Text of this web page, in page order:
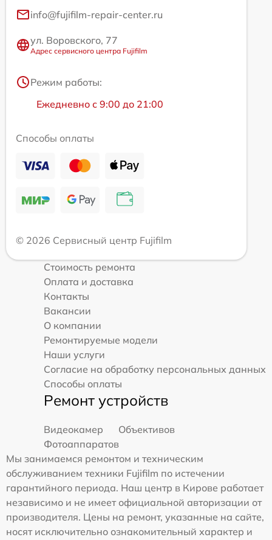
info@fujifilm-repair-center.ru
ул. Воровского, 77
Адрес сервисного центра Fujifilm
Режим работы:
Ежедневно с 9:00 до 21:00
Способы оплаты
© 2026 Сервисный центр Fujifilm
Стоимость ремонта
Оплата и доставка
Контакты
Вакансии
О компании
Ремонтируемые модели
Наши услуги
Согласие на обработку персональных данных
Способы оплаты
Ремонт устройств
Видеокамер
Объективов
Фотоаппаратов
Мы занимаемся ремонтом и техническим
обслуживанием техники Fujifilm по истечении
гарантийного периода. Наш центр в Кирове работает
независимо и не имеет официальной авторизации от
производителя. Цены на ремонт, указанные на сайте,
носят исключительно ознакомительный характер и